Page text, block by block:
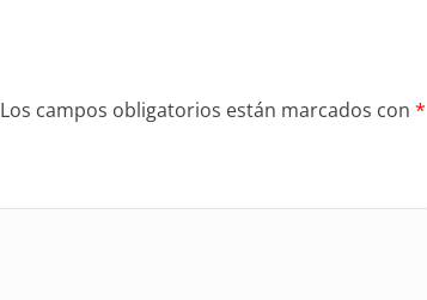
Los campos obligatorios están marcados con *